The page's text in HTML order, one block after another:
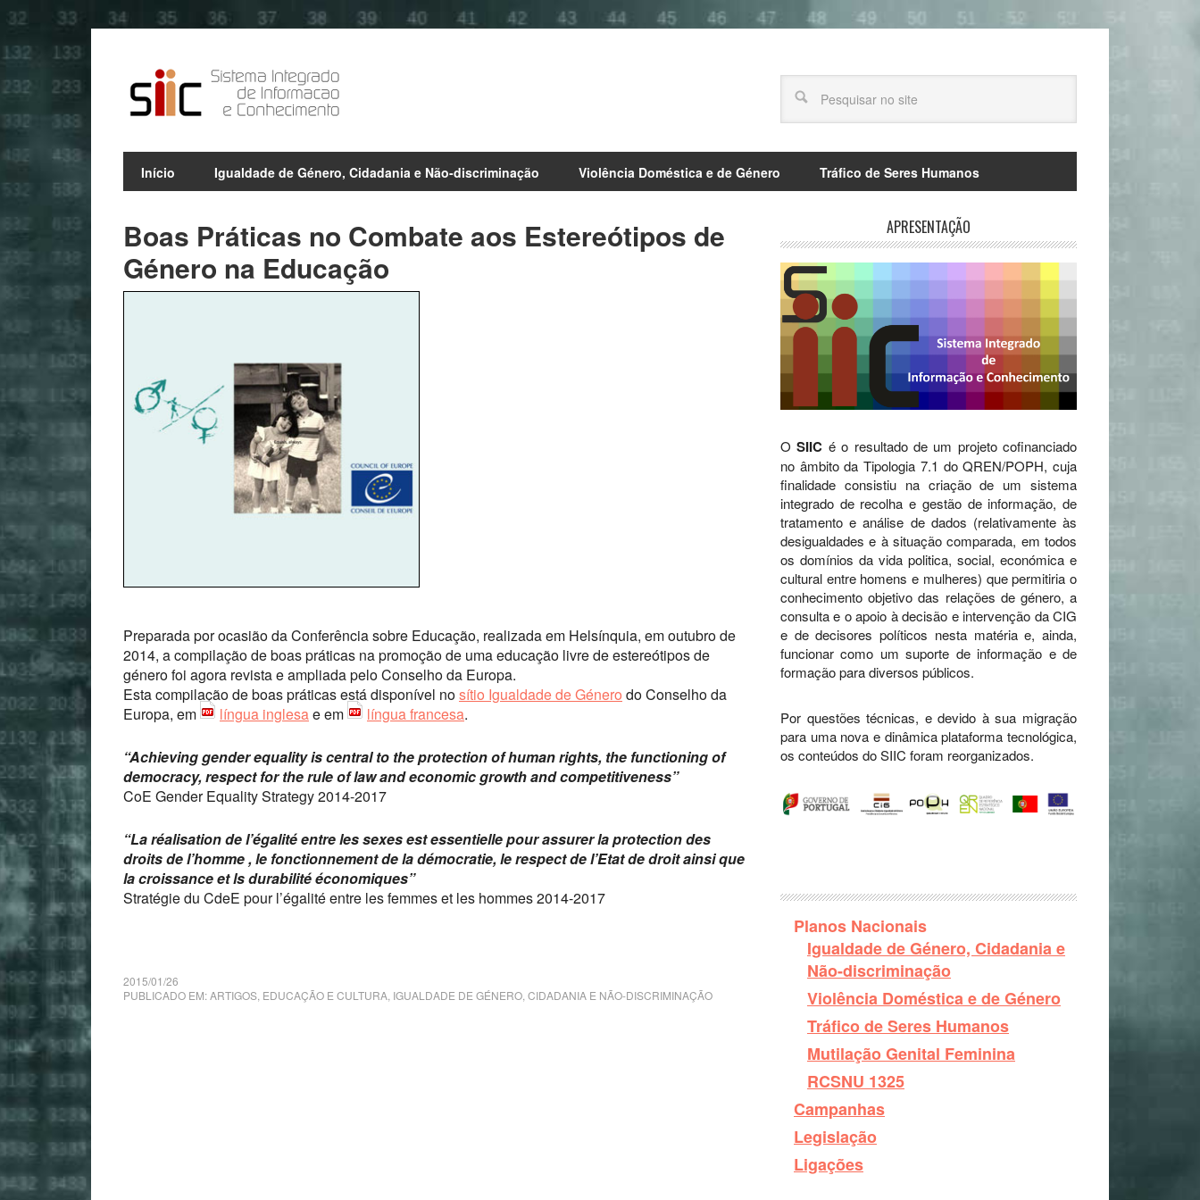
Início Igualdade de Género, Cidadania e Não-discriminação Violência Doméstica e de Género Tráfico de Seres Humanos
Boas Práticas no Combate aos Estereótipos de
Género na Educação
Preparada por ocasião da Conferência sobre Educação, realizada em Helsínquia, em outubro de
2014, a compilação de boas práticas na promoção de uma educação livre de estereótipos de
género foi agora revista e ampliada pelo Conselho da Europa.
Esta compilação de boas práticas está disponível nosítio Igualdade de Género do Conselho da
Europa, em
língua inglesae em língua francesa.
“Achieving gender equality is central to the protection of human rights, the functioning of
democracy, respect for the rule of law and economic growth and competitiveness”
CoE Gender Equality Strategy 2014-2017
“La réalisation de l’égalité entre les sexes est essentielle pour assurer la protection des
droits de l’homme , le fonctionnement de la démocratie, le respect de l’Etat de droit ainsi que
la croissance et ls durabilité économiques”
Stratégie du CdeE pour l’égalité entre les femmes et les hommes 2014-2017
2015/01/26
PUBLICADO EM:ARTIGOS EDUCAÇÃO E CULTURA IGUALDADE DE GÉNERO, CIDADANIA E NÃO-DISCRIMINAÇÃO
APRESENTAÇÃO
OSIIC é o resultado de um projeto cofinanciado
no âmbito da Tipologia 7.1 do QREN/POPH, cuja
finalidade consistiu na criação de um sistema
integrado de recolha e gestão de informação, de
tratamento e análise de dados (relativamente às
desigualdades e à situação comparada, em todos
os domínios da vida politica, social, económica e
cultural entre homens e mulheres) que permitiria o
conhecimento objetivo das relações de género, a
consulta e o apoio à decisão e intervenção da CIG
e de decisores políticos nesta matéria e, ainda,
funcionar como um suporte de informação e de
formação para diversos públicos.
Por questões técnicas, e devido à sua migração
para uma nova e dinâmica plataforma tecnológica,
os conteúdos do SIIC foram reorganizados.
Planos Nacionais
Igualdade de Género, Cidadania e
Não-discriminação
Violência Doméstica e de Género
Tráfico de Seres Humanos
Mutilação Genital Feminina
RCSNU 1325
Campanhas
Legislação
Ligações